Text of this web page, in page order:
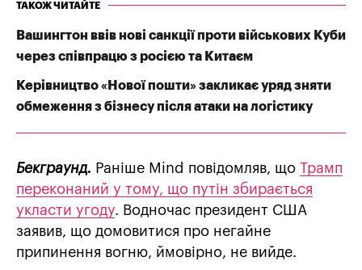
ТАКОЖ ЧИТАЙТЕ
Вашингтон ввів нові санкції проти військових Куби
через співпрацю з росією та Китаєм
Керівництво «Нової пошти» закликає уряд зняти
обмеження з бізнесу після атаки на логістику
Бекграунд. Раніше Mind повідомляв, що Трамп
переконаний у тому, що путін збирається
укласти угоду. Водночас президент США
заявив, що домовитися про негайне
припинення вогню, ймовірно, не вийде.